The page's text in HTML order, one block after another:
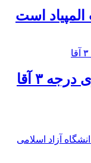
است
۳ آقا